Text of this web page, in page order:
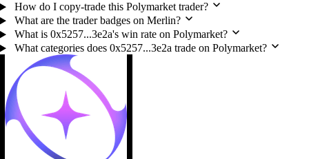
How do I copy-trade this Polymarket trader?
What are the trader badges on Merlin?
What is 0x5257...3e2a's win rate on Polymarket?
What categories does 0x5257...3e2a trade on Polymarket?